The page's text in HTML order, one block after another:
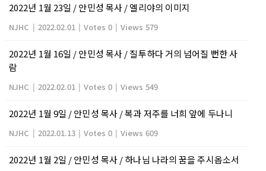
2022년 1월 23일 / 안민성 목사 / 엘리야의 이미지
NJHC | 2022.02.01 | Votes 0 | Views 579
2022년 1월 16일 / 안민성 목사 / 질투하다 거의 넘어질 뻔한 사
람
NJHC | 2022.02.01 | Votes 0 | Views 549
2022년 1월 9일 / 안민성 목사 / 복과 저주를 너희 앞에 두나니
NJHC | 2022.01.13 | Votes 0 | Views 609
2022년 1월 2일 / 안민성 목사 / 하나님 나라의 꿈을 주시옵소서